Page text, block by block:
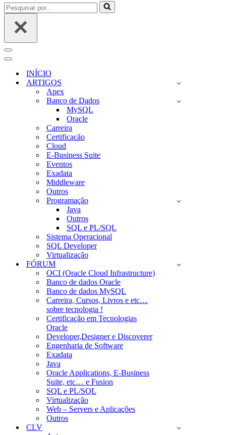
Pesquisar
por...
Menu
de
navegação
Menu
navegaçãoINÍCIO
ARTIGOS
Apex
Banco de Dados
MySQL
Oracle
Carreira
Certificacão
Cloud
E-Business Suite
Eventos
Exadata
Middleware
Outros
Programação
Java
Outros
SQL e PL/SQL
Sistema Operacional
SQL Developer
Virtualização
FÓRUM
OCI (Oracle Cloud Infrastructure)
Banco de dados Oracle
Banco de dados MySQL
Carreira, Cursos, Livros e etc…
sobre tecnologia !
Certificação em Tecnologias
Oracle
Developer,Designer e Discoverer
Engenharia de Software
Exadata
Java
Oracle Applications, E-Business
Suite, etc… e Fusion
SQL e PL/SQL
Virtualização
Web – Servers e Aplicações
Outros
CLV